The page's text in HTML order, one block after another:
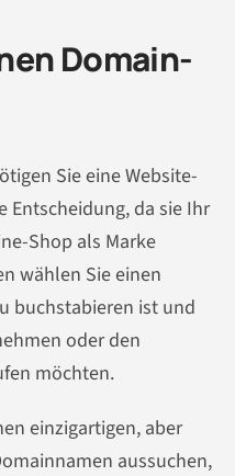
Domain-
Sie eine Website-
Entscheidung, da sie Ihr
Shop als Marke
wählen Sie einen
buchstabieren ist und
oder den
möchten.
einzigartigen, aber
aussuchen,